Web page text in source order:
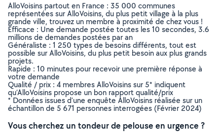
AlloVoisins partout en France : 35 000 communes
représentées sur AlloVoisins, du plus petit village à la plus
grande ville, trouvez un membre à proximité de chez vous !
Efficace : Une demande postée toutes les 10 secondes, 3.6
millions de demandes postées par an
Généraliste : 1 250 types de besoins différents, tout est
possible sur AlloVoisins, du plus petit besoin aux plus grands
projets.
Rapide : 10 minutes pour recevoir une première réponse à
votre demande
Qualité / prix : 4 membres AlloVoisins sur 5* indiquent
qu’AlloVoisins propose un bon rapport qualité/prix
* Données issues d’une enquête AlloVoisins réalisée sur un
échantillon de 5 671 personnes interrogées (Février 2024)
Vous cherchez un tondeur de pelouse en urgence ?